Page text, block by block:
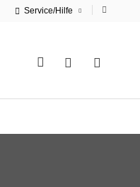
Service/Hilfe